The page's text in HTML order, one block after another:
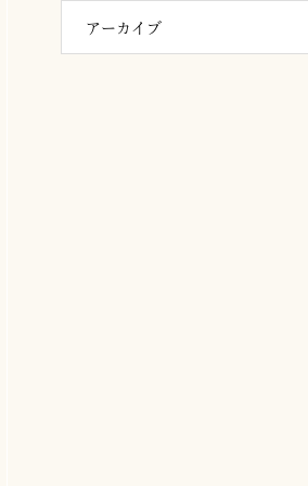
アーカイブ